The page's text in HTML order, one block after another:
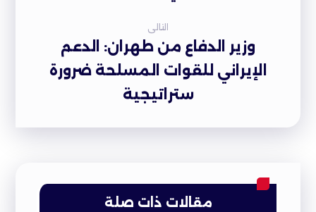
التالى
وزير الدفاع من طهران: الدعم
الإيراني للقوات المسلحة ضرورة
ستراتيجية
مقالات ذات صلة